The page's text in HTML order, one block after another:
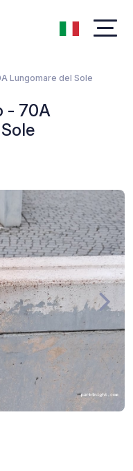
Lungomare del Sole
- 70A